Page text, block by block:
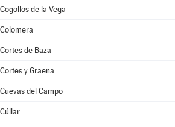
Cogollos de la Vega
Colomera
Cortes de Baza
Cortes y Graena
Cuevas del Campo
Cúllar